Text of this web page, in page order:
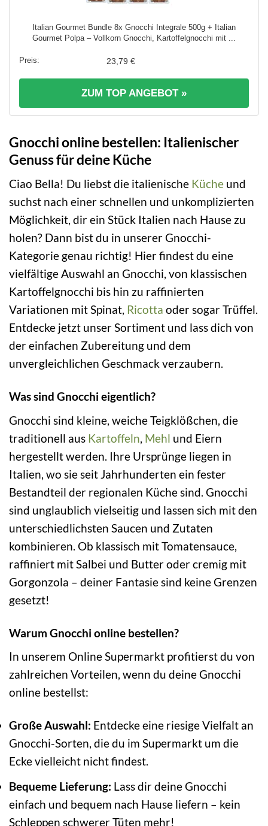
Italian Gourmet Bundle 8x Gnocchi Integrale 500g + Italian
Gourmet Polpa – Vollkorn Gnocchi, Kartoffelgnocchi mit ...
23,79 €
ZUM TOP ANGEBOT »
Gnocchi online bestellen: Italienischer
Genuss für deine Küche
Ciao Bella! Du liebst die italienische Küche und
suchst nach einer schnellen und unkomplizierten
Möglichkeit, dir ein Stück Italien nach Hause zu
holen? Dann bist du in unserer Gnocchi-
Kategorie genau richtig! Hier findest du eine
vielfältige Auswahl an Gnocchi, von klassischen
Kartoffelgnocchi bis hin zu raffinierten
Variationen mit Spinat, Ricotta oder sogar Trüffel.
Entdecke jetzt unser Sortiment und lass dich von
der einfachen Zubereitung und dem
unvergleichlichen Geschmack verzaubern.
Was sind Gnocchi eigentlich?
Gnocchi sind kleine, weiche Teigklößchen, die
traditionell aus Kartoffeln, Mehl und Eiern
hergestellt werden. Ihre Ursprünge liegen in
Italien, wo sie seit Jahrhunderten ein fester
Bestandteil der regionalen Küche sind. Gnocchi
sind unglaublich vielseitig und lassen sich mit den
unterschiedlichsten Saucen und Zutaten
kombinieren. Ob klassisch mit Tomatensauce,
raffiniert mit Salbei und Butter oder cremig mit
Gorgonzola – deiner Fantasie sind keine Grenzen
gesetzt!
Warum Gnocchi online bestellen?
In unserem Online Supermarkt profitierst du von
zahlreichen Vorteilen, wenn du deine Gnocchi
online bestellst:
Große Auswahl: Entdecke eine riesige Vielfalt an
Gnocchi-Sorten, die du im Supermarkt um die
Ecke vielleicht nicht findest.
Bequeme Lieferung: Lass dir deine Gnocchi
einfach und bequem nach Hause liefern – kein
Schleppen schwerer Tüten mehr!